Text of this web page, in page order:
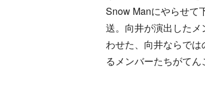
Snow Manにやらせて
送。向井が演出した
わせた、向井ならで
るメンバーたちがてん